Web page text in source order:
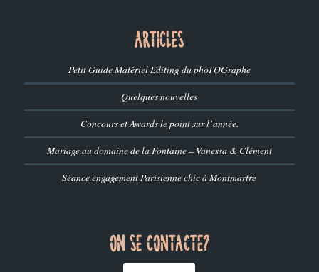
ARTICLES
Petit Guide Matériel Editing du phoTOGraphe
Quelques nouvelles
Concours et Awards le point sur l’année.
Mariage au domaine de la Fontaine – Vanessa & Clément
Séance engagement Parisienne chic à Montmartre
ON SE CONTACTE?